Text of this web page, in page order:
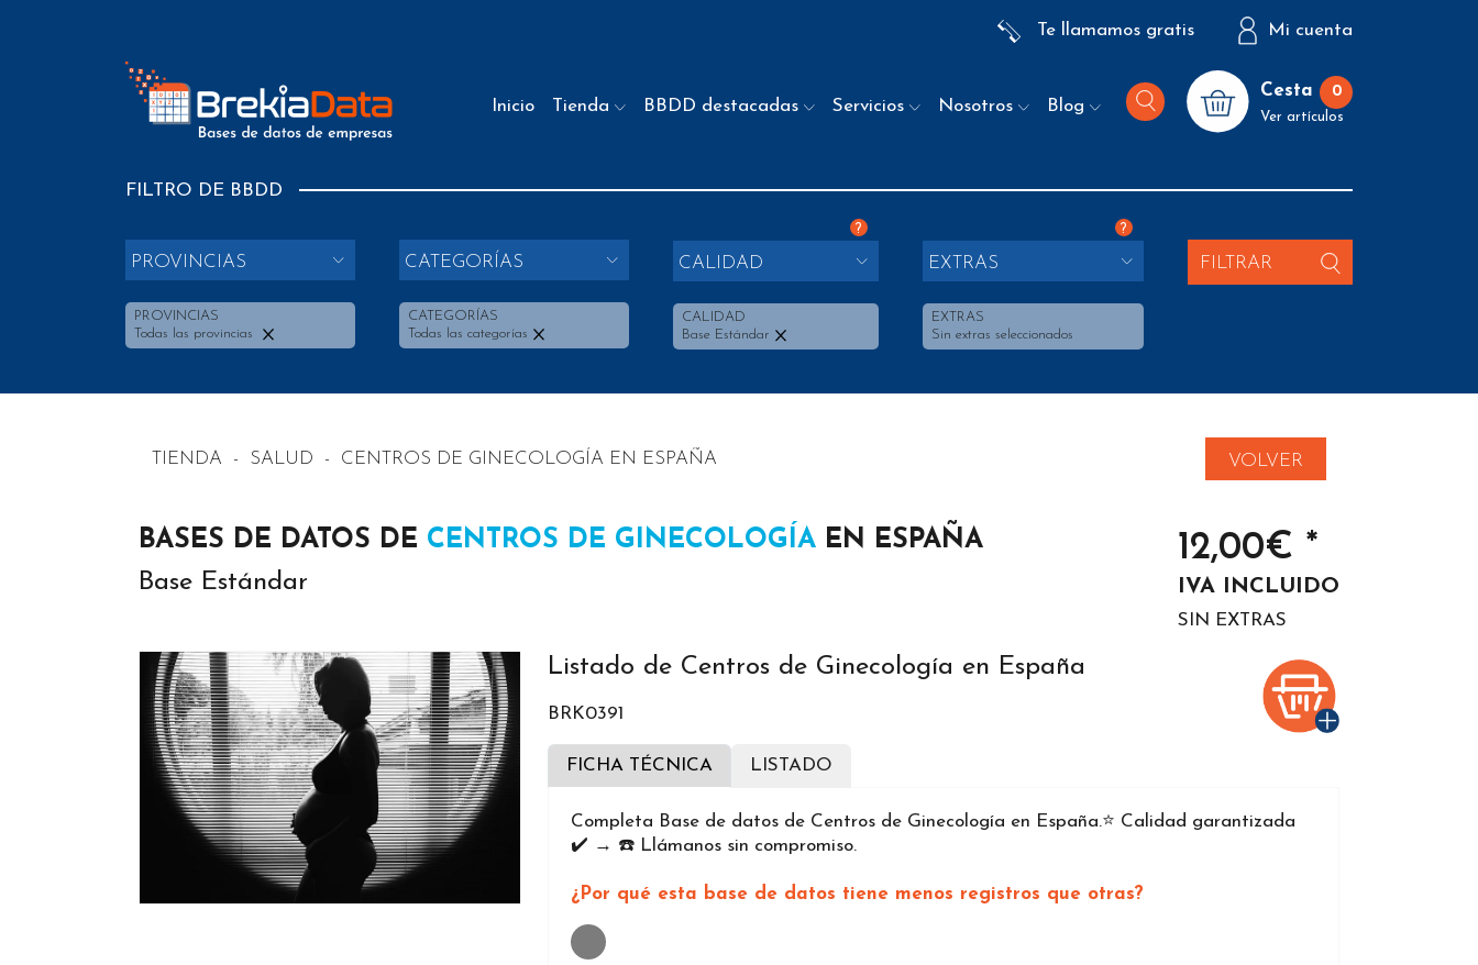
Te llamamos gratis Mi cuenta
Inicio Tienda BBDD destacadas Servicios Nosotros Blog
Cesta 0
Ver artículos
FILTRO DE BBDD
PROVINCIAS
PROVINCIAS
Todas las provincias
CATEGORÍAS
CATEGORÍAS
Todas las categorías
?
CALIDAD
CALIDAD
Base Estándar
?
EXTRAS
EXTRAS
Sin extras seleccionados
FILTRAR
TIENDA - SALUD - CENTROS DE GINECOLOGÍA EN ESPAÑA VOLVER
BASES DE DATOS DE CENTROS DE GINECOLOGÍA EN ESPAÑA
Base Estándar
12,00€ *
IVA INCLUIDO
SIN EXTRAS
Listado de Centros de Ginecología en España
BRK0391
FICHA TÉCNICA LISTADO
Completa Base de datos de Centros de Ginecología en España.⭐️ Calidad garantizada
✔️ → ☎️ Llámanos sin compromiso.
¿Por qué esta base de datos tiene menos registros que otras?
Loading...